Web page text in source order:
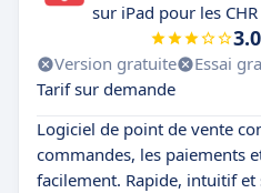
sur iPad pour les CHR
3.0
Version gratuite Essai
Tarif sur demande
Logiciel de point de vente
commandes, les paiements
facilement. Rapide, intuitif et